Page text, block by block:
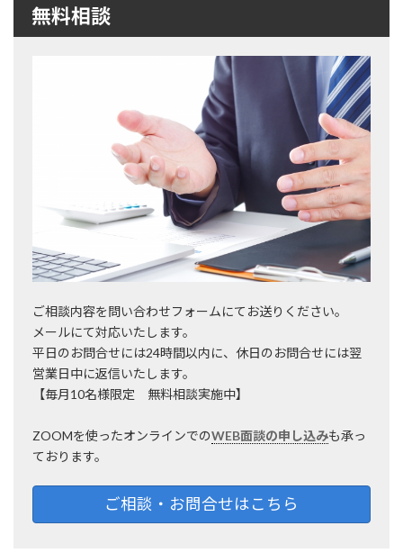
無料相談
ご相談内容を問い合わせフォームにてお送りください。
メールにて対応いたします。
平日のお問合せには24時間以内に、休日のお問合せには翌
営業日中に返信いたします。
【毎月10名様限定 無料相談実施中】
ZOOMを使ったオンラインでのWEB面談の申し込みも承っ
ております。
ご相談・お問合せはこちら